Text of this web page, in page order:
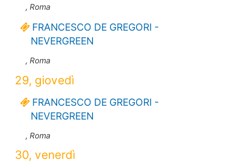
, Roma
FRANCESCO DE GREGORI -
NEVERGREEN
, Roma
29, giovedì
FRANCESCO DE GREGORI -
NEVERGREEN
, Roma
30, venerdì